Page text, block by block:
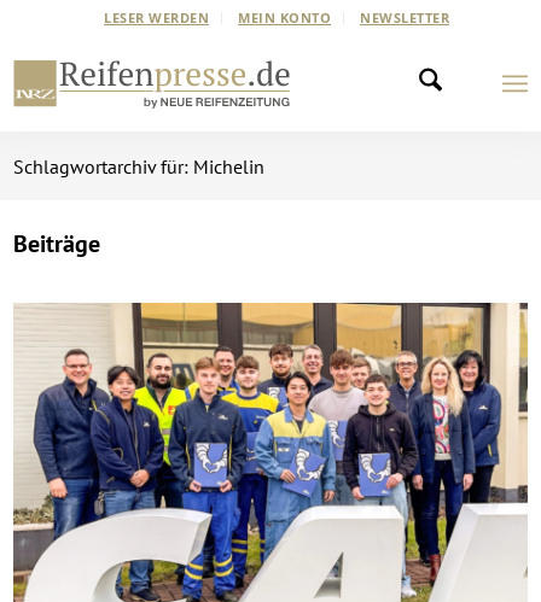
LESER WERDEN MEIN KONTO NEWSLETTER
Schlagwortarchiv für: Michelin
Beiträge